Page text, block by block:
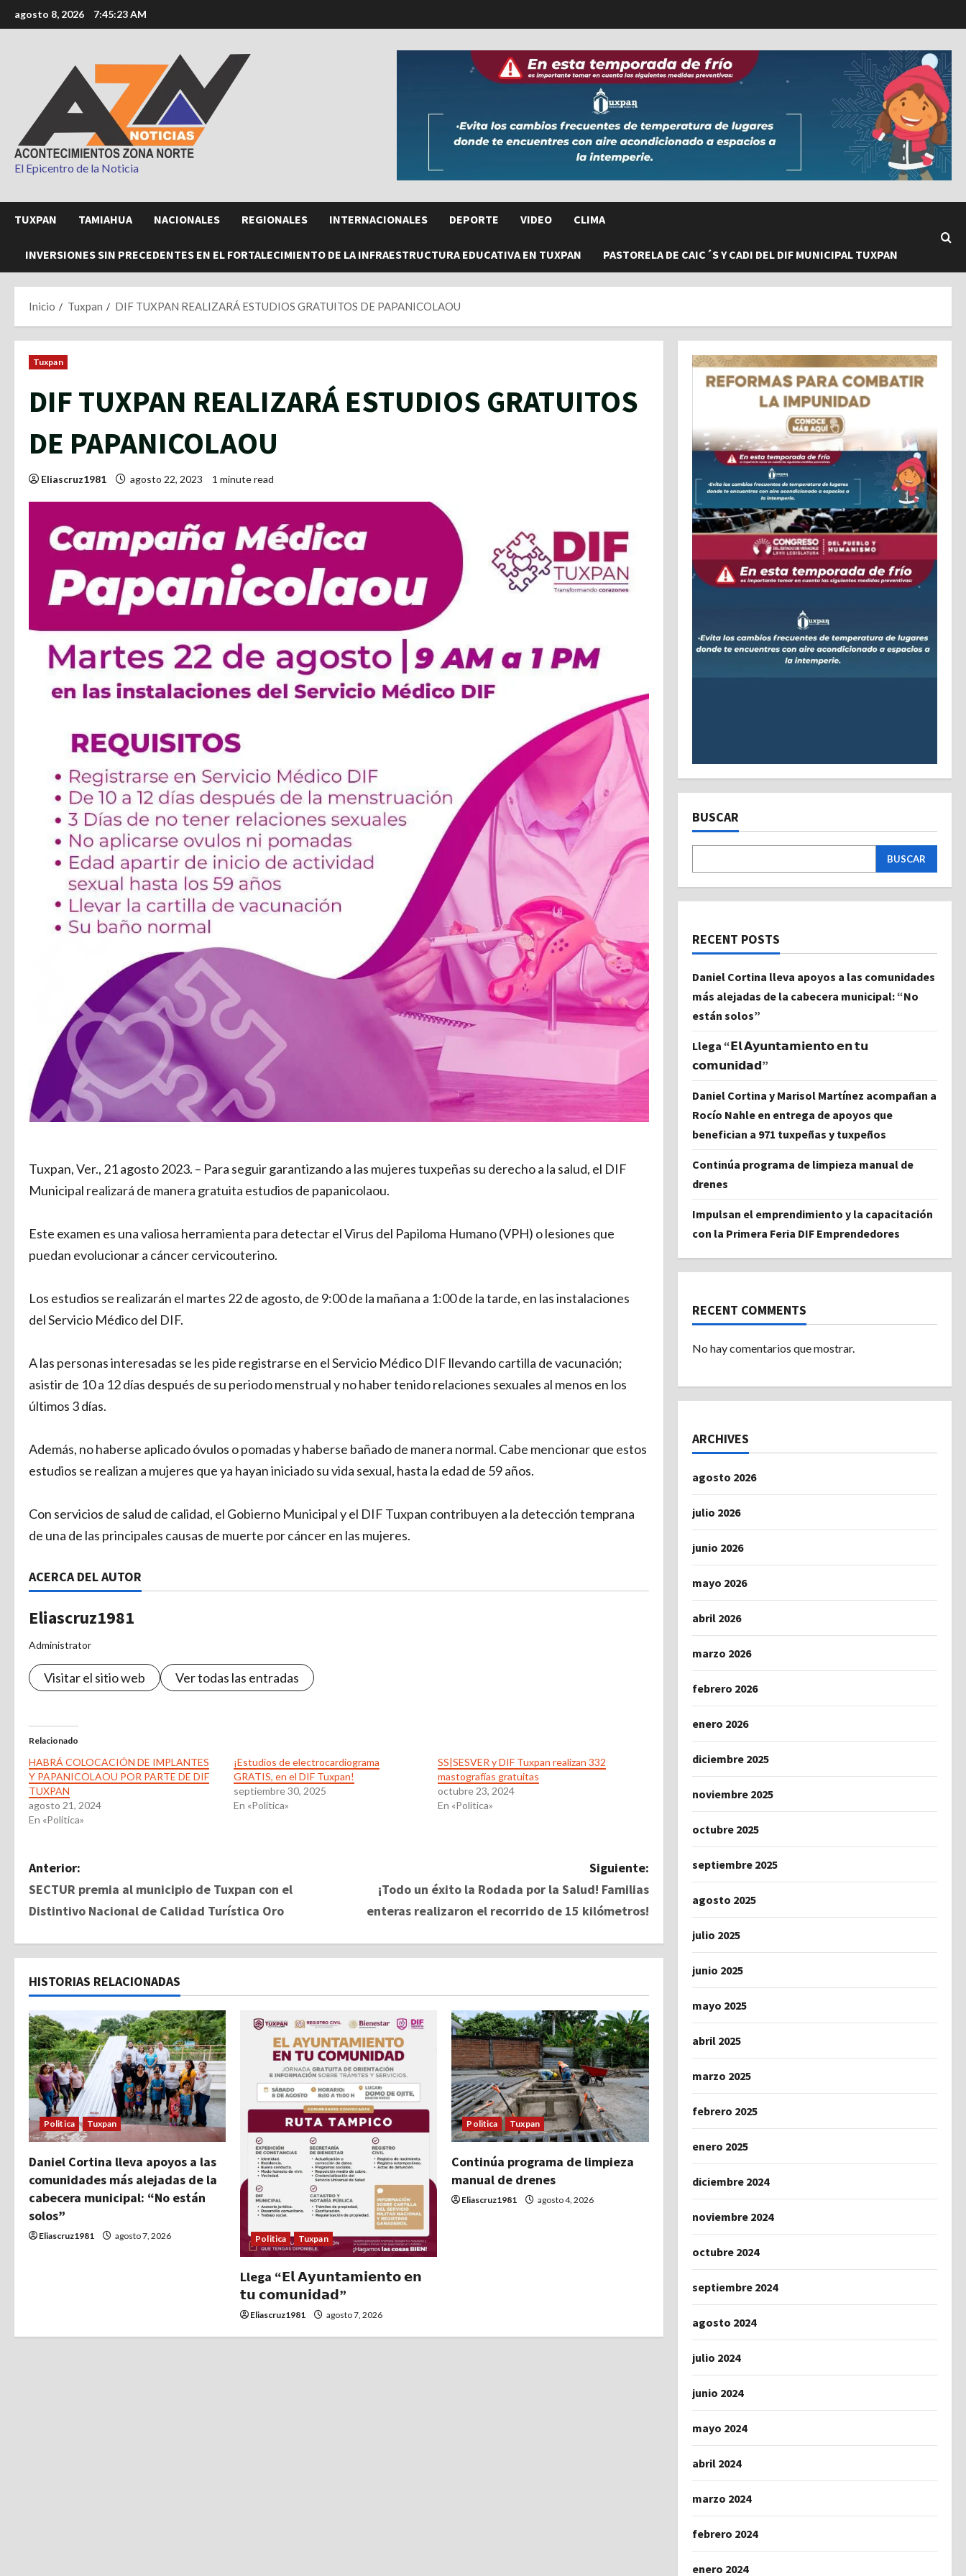
al
agosto 8, 2026 7:45:24 AM
El Epicentro de la Noticia
TUXPAN TAMIAHUA NACIONALES REGIONALES INTERNACIONALES DEPORTE VIDEO CLIMA
INVERSIONES SIN PRECEDENTES EN EL FORTALECIMIENTO DE LA INFRAESTRUCTURA EDUCATIVA EN TUXPAN PASTORELA DE CAIC´S Y CADI DEL DIF MUNICIPAL TUXPAN
Inicio Tuxpan DIF TUXPAN REALIZARÁ ESTUDIOS GRATUITOS DE PAPANICOLAOU
Tuxpan
DIF TUXPAN REALIZARÁ ESTUDIOS GRATUITOS
DE PAPANICOLAOU
Eliascruz1981 agosto 22, 2023 1 minute read
Tuxpan, Ver., 21 agosto 2023. – Para seguir garantizando a las mujeres tuxpeñas su derecho a la salud, el DIF
Municipal realizará de manera gratuita estudios de papanicolaou.
Este examen es una valiosa herramienta para detectar el Virus del Papiloma Humano (VPH) o lesiones que
puedan evolucionar a cáncer cervicouterino.
Los estudios se realizarán el martes 22 de agosto, de 9:00 de la mañana a 1:00 de la tarde, en las instalaciones
del Servicio Médico del DIF.
A las personas interesadas se les pide registrarse en el Servicio Médico DIF llevando cartilla de vacunación;
asistir de 10 a 12 días después de su periodo menstrual y no haber tenido relaciones sexuales al menos en los
últimos 3 días.
Además, no haberse aplicado óvulos o pomadas y haberse bañado de manera normal. Cabe mencionar que estos
estudios se realizan a mujeres que ya hayan iniciado su vida sexual, hasta la edad de 59 años.
Con servicios de salud de calidad, el Gobierno Municipal y el DIF Tuxpan contribuyen a la detección temprana
de una de las principales causas de muerte por cáncer en las mujeres.
ACERCA DEL AUTOR
Eliascruz1981
Administrator
Visitar el sitio web Ver todas las entradas
Relacionado
HABRÁ COLOCACIÓN DE IMPLANTES
Y PAPANICOLAOU POR PARTE DE DIF
TUXPAN
agosto 21, 2024
En «Politica»
¡Estudios de electrocardiograma
GRATIS, en el DIF Tuxpan!
septiembre 30, 2025
En «Politica»
SS|SESVER y DIF Tuxpan realizan 332
mastografías gratuitas
octubre 23, 2024
En «Politica»
N
a
e
g
a
c
i
ó
n
d
e
e
Anterior:
SECTUR premia al municipio de Tuxpan con el
Distintivo Nacional de Calidad Turística Oro
Siguiente:
¡Todo un éxito la Rodada por la Salud! Familias
enteras realizaron el recorrido de 15 kilómetros!
HISTORIAS RELACIONADAS
Politica Tuxpan
Daniel Cortina lleva apoyos a las
comunidades más alejadas de la
cabecera municipal: “No están
solos”
Eliascruz1981 agosto 7, 2026 Politica Tuxpan
Llega “𝗘𝗹 𝗔𝘆𝘂𝗻𝘁𝗮𝗺𝗶𝗲𝗻𝘁𝗼 𝗲𝗻
𝘁𝘂 𝗰𝗼𝗺𝘂𝗻𝗶𝗱𝗮𝗱”
Eliascruz1981 agosto 7, 2026
Politica Tuxpan
Continúa programa de limpieza
manual de drenes
Eliascruz1981 agosto 4, 2026
BUSCAR
BUSCAR
RECENT POSTS
Daniel Cortina lleva apoyos a las comunidades
más alejadas de la cabecera municipal: “No
están solos”
Llega “𝗘𝗹 𝗔𝘆𝘂𝗻𝘁𝗮𝗺𝗶𝗲𝗻𝘁𝗼 𝗲𝗻 𝘁𝘂
𝗰𝗼𝗺𝘂𝗻𝗶𝗱𝗮𝗱”
Daniel Cortina y Marisol Martínez acompañan a
Rocío Nahle en entrega de apoyos que
benefician a 971 tuxpeñas y tuxpeños
Continúa programa de limpieza manual de
drenes
Impulsan el emprendimiento y la capacitación
con la Primera Feria DIF Emprendedores
RECENT COMMENTS
No hay comentarios que mostrar.
ARCHIVES
agosto 2026
julio 2026
junio 2026
mayo 2026
abril 2026
marzo 2026
febrero 2026
enero 2026
diciembre 2025
noviembre 2025
octubre 2025
septiembre 2025
agosto 2025
julio 2025
junio 2025
mayo 2025
abril 2025
marzo 2025
febrero 2025
enero 2025
diciembre 2024
noviembre 2024
octubre 2024
septiembre 2024
agosto 2024
julio 2024
junio 2024
mayo 2024
abril 2024
marzo 2024
febrero 2024
enero 2024